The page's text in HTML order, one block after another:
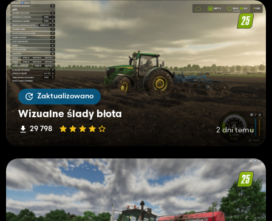
Zaktualizowano
Wizualne ślady błota
29 798 2 dni temu